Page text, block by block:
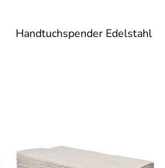
Handtuchspender Edelstahl